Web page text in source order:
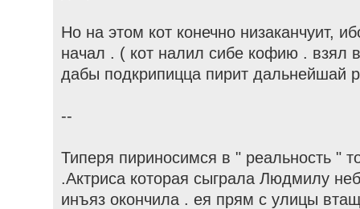
Но на этом кот конечно низаканчуит,
начал . ( кот налил сибе кофию . взял
дабы подкрипицца пирит дальнейшай
--
Типеря пириносимся в " реальность "
.Актриса которая сыграла Людмилу
инъяз окончила . ея прям с улицы